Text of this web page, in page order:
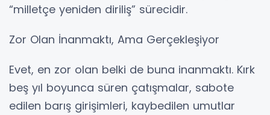
“milletçe yeniden diriliş” sürecidir.
Zor Olan İnanmaktı, Ama Gerçekleşiyor
Evet, en zor olan belki de buna inanmaktı. Kırk
beş yıl boyunca süren çatışmalar, sabote
edilen barış girişimleri, kaybedilen umutlar